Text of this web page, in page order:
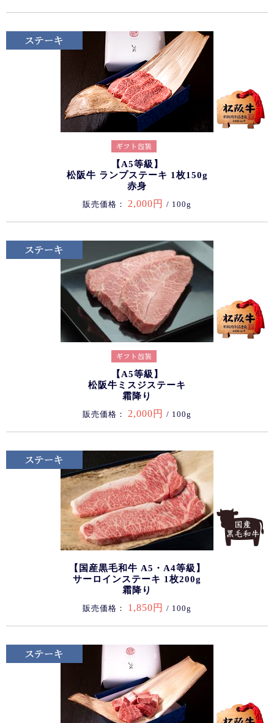
【A5等級】
松阪牛 ランプステーキ 1枚150g
赤身
販売価格： 2,000円 / 100g
【A5等級】
松阪牛ミスジステーキ
霜降り
販売価格： 2,000円 / 100g
【国産黒毛和牛 A5・A4等級】
サーロインステーキ 1枚200g
霜降り
販売価格： 1,850円 / 100g